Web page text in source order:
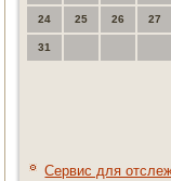
24 25 26 27
31
Сервис для